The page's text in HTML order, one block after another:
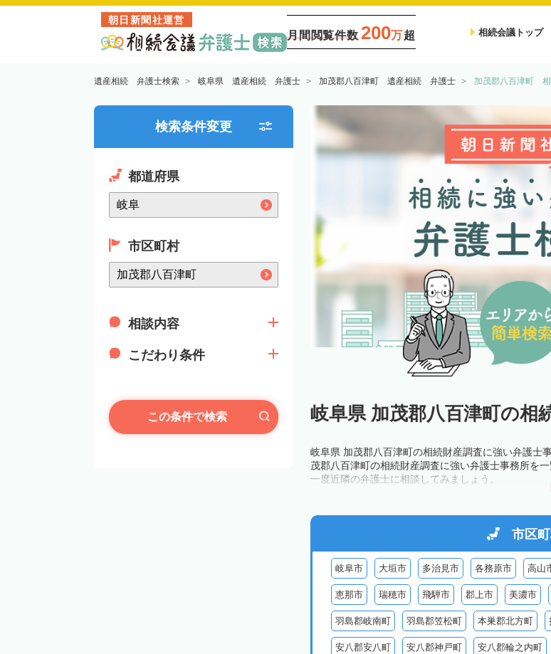
朝日新聞社運営
月間閲覧件数 200万超 相続会議トップ
遺産相続 弁護士検索 岐阜県 遺産相続 弁護士 加茂郡八百津町 遺産相続 弁護士 加茂郡八百津町
検索条件変更
都道府県
市区町村
相談内容
こだわり条件
この条件で検索 岐阜県 加茂郡八百津町の相
岐阜県 加茂郡八百津町の相続財産調査に強い弁護士
茂郡八百津町の相続財産調査に強い弁護士事務所を
一度近隣の弁護士に相談してみましょう。
市区
岐阜市 大垣市 多治見市 各務原市 高山
恵那市 瑞穂市 飛騨市 郡上市 美濃市
羽島郡岐南町 羽島郡笠松町 本巣郡北方町
安八郡安八町 安八郡神戸町 安八郡輪之内町